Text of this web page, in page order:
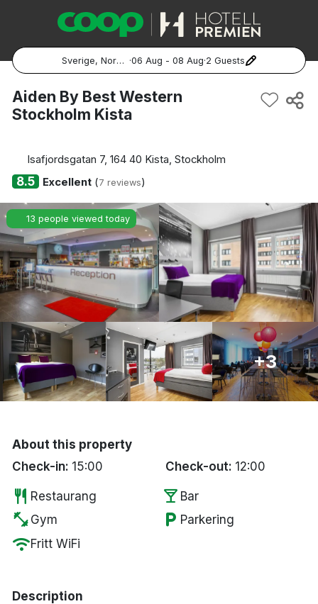
Sverige, Norge, Danmark ·06 Aug - 08 Aug·2 Guests
Popular Destinations:
Hela Sverige
Stockholm
Göteborg
Malmö
Hela Norge
Oslo
Bergen
Hela Danmark
Aiden By Best Western
Stockholm Kista
Isafjordsgatan 7, 164 40 Kista, Stockholm
8.5 Excellent(7 reviews)
13 people viewed today
+3
About this property
Check-in: 15:00 Check-out: 12:00
restaurant Restaurang local_bar Bar
fitness_center Gym local_parking Parkering
wifiFritt WiFi
Description